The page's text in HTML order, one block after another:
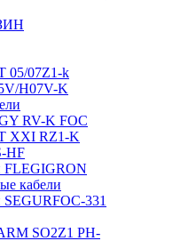
05/07Z1-k
H07V-K
RV-K FOC
XXI RZ1-K
HF
FLEGIGRON
кабели
SEGURFOC-331
SO2Z1 PH-